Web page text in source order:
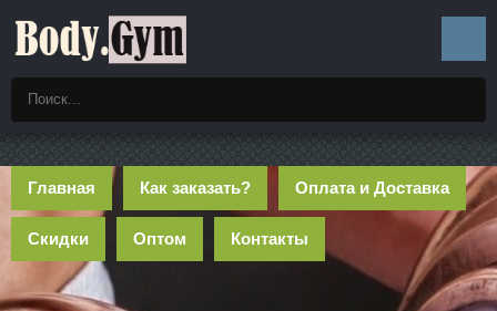
Главная Как заказать? Оплата и Доставка
Скидки Оптом Контакты